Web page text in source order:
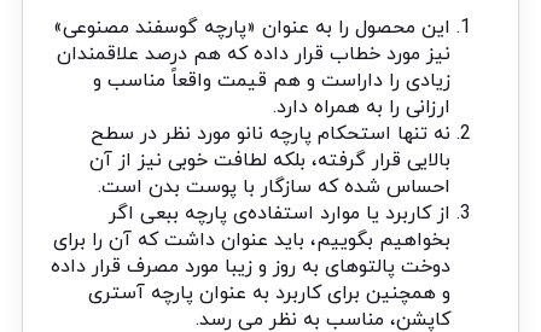
این محصول را به عنوان «پارچه گوسفند مصنوعی»
نیز مورد خطاب قرار داده که هم درصد علاقمندان
زیادی را داراست و هم قیمت واقعاً مناسب و
ارزانی را به همراه دارد.
نه تنها استحکامپارچه نانو مورد نظر در سطح
بالایی قرار گرفته، بلکه لطافت خوبی نیز از آن
احساس شده که سازگار با پوست بدن است.
از کاربرد یا موارد استفاده‌ی پارچه ببعی اگر
بخواهیم بگوییم، باید عنوان داشت که آن را برای
دوخت پالتوهای به روز و زیبا مورد مصرف قرار داده
و همچنین برای کاربرد به عنوان پارچه آستری
کاپشن، مناسب به نظر می رسد.